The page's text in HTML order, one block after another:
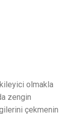
olmakla
zengin
çekmenin